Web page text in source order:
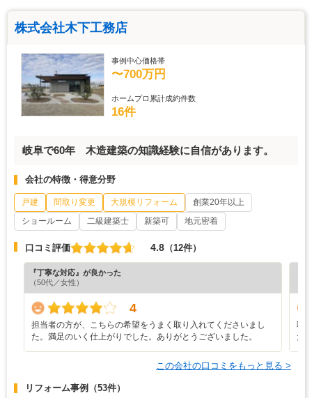
株式会社木下工務店
事例中心価格帯
〜700万円
ホームプロ累計成約件数
16件
岐阜で60年 木造建築の知識経験に自信があります。
会社の特徴・得意分野
戸建 間取り変更 大規模リフォーム
創業20年以上
ショールーム
二級建築士 新築可 地元密着
口コミ評価 4.8 （12件）
『丁寧な対応』が良かった
（50代／女性）
4
担当者の方が、こちらの希望をうまく取り入れてくださいまし
た。満足のいく仕上がりでした。ありがとうございました。
職
た
この会社の口コミをもっと見る >
リフォーム事例 （53件）